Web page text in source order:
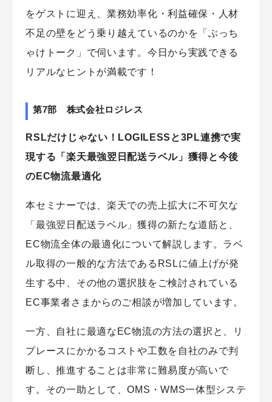
をゲストに迎え、業務効率化・利益確保・人材
不足の壁をどう乗り越えているのかを「ぶっち
ゃけトーク」で伺います。今日から実践できる
リアルなヒントが満載です！
第7部 株式会社ロジレス
RSLだけじゃない！LOGILESSと3PL連携で実
現する「楽天最強翌日配送ラベル」獲得と今後
のEC物流最適化
本セミナーでは、楽天での売上拡大に不可欠な
「最強翌日配送ラベル」獲得の新たな道筋と、
EC物流全体の最適化について解説します。ラベ
ル取得の一般的な方法であるRSLに値上げが発
生する中、その他の選択肢をご検討されている
EC事業者さまからのご相談が増加しています。
一方、自社に最適なEC物流の方法の選択と、リ
プレースにかかるコストや工数を自社のみで判
断し、推進することは非常に難易度が高いで
す。その一助として、OMS・WMS一体型システ